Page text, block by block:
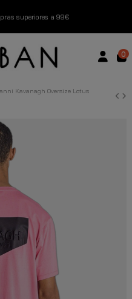
superiores a 99€
esta semana
0
Kavanagh Oversize Lotus